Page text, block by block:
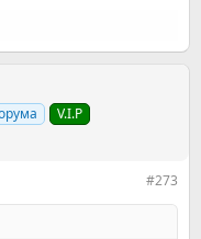
V.I.P
#273